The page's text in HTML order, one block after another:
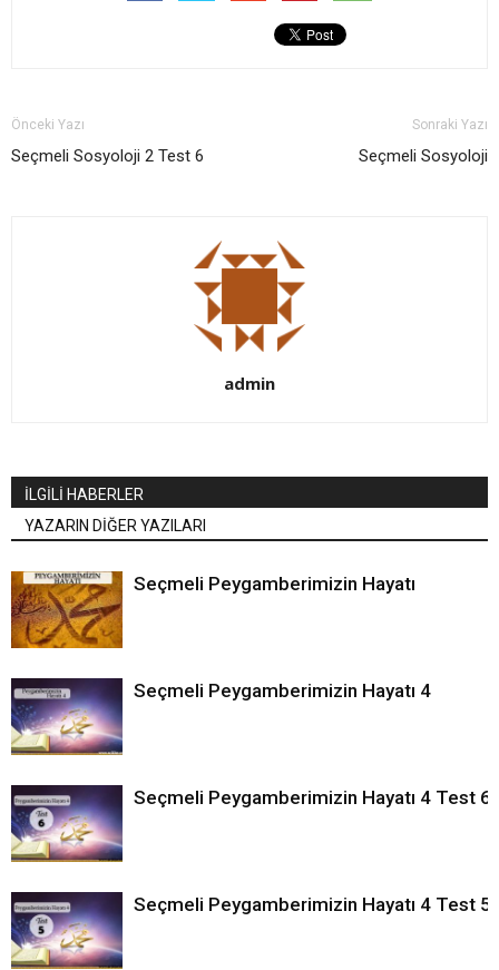
Önceki Yazı
Seçmeli Sosyoloji 2 Test 6
Sonraki Yazı
Seçmeli Sosyoloji
admin
İLGİLİ HABERLER
YAZARIN DİĞER YAZILARI
Seçmeli Peygamberimizin Hayatı
Seçmeli Peygamberimizin Hayatı 4
Seçmeli Peygamberimizin Hayatı 4 Test 6
Seçmeli Peygamberimizin Hayatı 4 Test 5